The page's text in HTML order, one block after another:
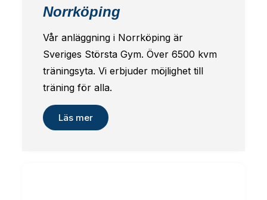
Norrköping
Vår anläggning i Norrköping är
Sveriges Största Gym. Över 6500 kvm
träningsyta. Vi erbjuder möjlighet till
träning för alla.
Läs mer